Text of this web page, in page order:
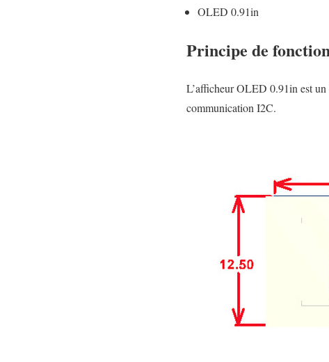
OLED 0.91in
Principe de
L’afficheur OLED 0.91in est un
communication I2C.